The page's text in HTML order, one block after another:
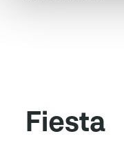
Fiesta